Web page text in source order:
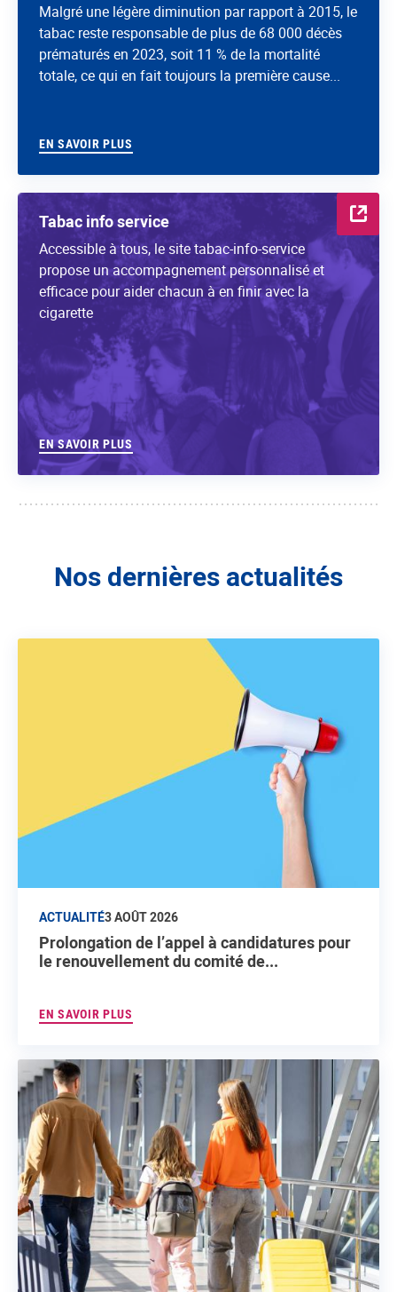
Malgré une légère diminution par rapport à 2015, le
tabac reste responsable de plus de 68 000 décès
prématurés en 2023, soit 11 % de la mortalité
totale, ce qui en fait toujours la première cause...
EN SAVOIR PLUS
Tabac info service
Accessible à tous, le site tabac-info-service
propose un accompagnement personnalisé et
efficace pour aider chacun à en finir avec la
cigarette
EN SAVOIR PLUS
Nos dernières actualités
ACTUALITÉ3 AOÛT 2026
Prolongation de l’appel à candidatures pour
le renouvellement du comité de...
EN SAVOIR PLUS